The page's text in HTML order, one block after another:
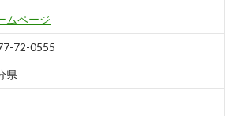
ムページ
72-0555
県